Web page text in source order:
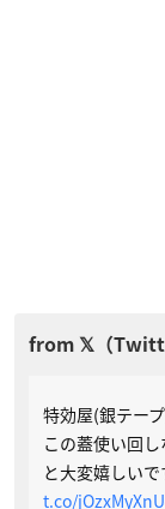
特効屋(銀テー
この蓋使い回
と大変嬉しい
t.co/